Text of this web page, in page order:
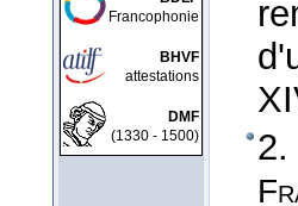
Francophonie
BHVF
attestations
DMF
(1330 - 1500)
2.